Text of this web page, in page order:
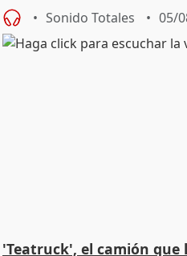
Sonido Totales 05/
'Teatruck', el camión que